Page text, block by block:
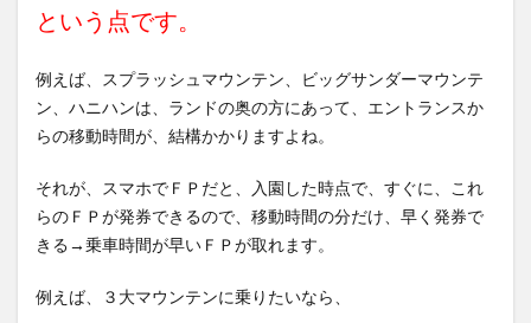
という点です。
例えば、スプラッシュマウンテン、ビッグサンダーマウンテ
ン、ハニハンは、ランドの奥の方にあって、エントランスか
らの移動時間が、結構かかりますよね。
それが、スマホでＦＰだと、入園した時点で、すぐに、これ
らのＦＰが発券できるので、移動時間の分だけ、早く発券で
きる→乗車時間が早いＦＰが取れます。
例えば、３大マウンテンに乗りたいなら、